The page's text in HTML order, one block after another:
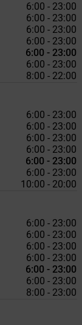
6:00 - 23:00
6:00 - 23:00
6:00 - 23:00
6:00 - 23:00
6:00 - 23:00
6:00 - 23:00
8:00 - 22:00
6:00 - 23:00
6:00 - 23:00
6:00 - 23:00
6:00 - 23:00
6:00 - 23:00
6:00 - 23:00
10:00 - 20:00
6:00 - 23:00
6:00 - 23:00
6:00 - 23:00
6:00 - 23:00
6:00 - 23:00
6:00 - 23:00
8:00 - 23:00